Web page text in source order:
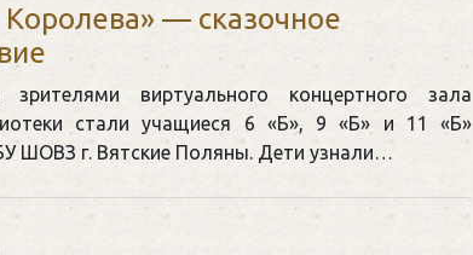
— сказочное
виртуального концертного зала
стали учащиеся 6 «Б», 9 «Б» и 11 «Б»
ШОВЗ г. Вятские Поляны. Дети узнали…